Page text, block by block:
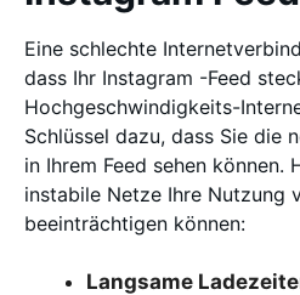
Eine schlechte
dass Ihr Instagram -Feed
Hochgeschwindigkeits-
Schlüssel dazu, dass Sie die
in Ihrem Feed sehen können.
instabile Netze Ihre Nutzung
beeinträchtigen können:
Langsame